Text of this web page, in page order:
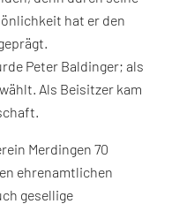
hat er den
Peter Baldinger; als
Als Beisitzer kam
Merdingen 70
ehrenamtlichen
gesellige